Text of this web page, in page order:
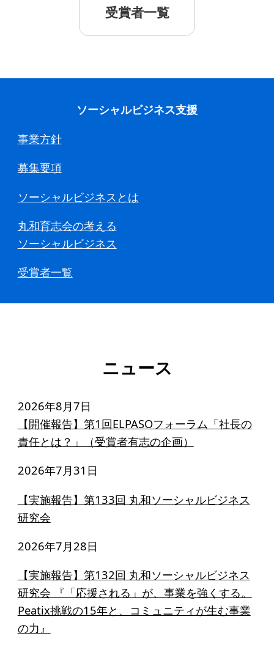
受賞者一覧
ソーシャルビジネス支援
事業方針
募集要項
ソーシャルビジネスとは
丸和育志会の考える
ソーシャルビジネス
受賞者一覧
ニュース
2026年8月7日
【開催報告】第1回ELPASOフォーラム「社長の
責任とは？」（受賞者有志の企画）
2026年7月31日
【実施報告】第133回 丸和ソーシャルビジネス
研究会
2026年7月28日
【実施報告】第132回 丸和ソーシャルビジネス
研究会 『「応援される」が、事業を強くする。
Peatix挑戦の15年と、コミュニティが生む事業
の力』